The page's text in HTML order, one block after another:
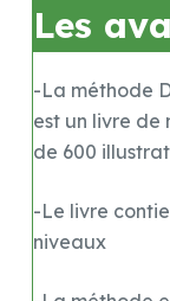
Les
-La méthode
est un livre de
de 600
-Le livre
niveaux